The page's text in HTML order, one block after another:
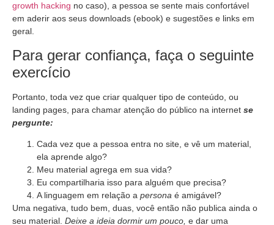
growth hacking no caso), a pessoa se sente mais confortável
em aderir aos seus downloads (ebook) e sugestões e links em
geral.
Para gerar confiança, faça o seguinte
exercício
Portanto, toda vez que criar qualquer tipo de conteúdo, ou
landing pages, para chamar atenção do público na internet se
pergunte:
Cada vez que a pessoa entra no site, e vê um material,
ela aprende algo?
Meu material agrega em sua vida?
Eu compartilharia isso para alguém que precisa?
A linguagem em relação a persona é amigável?
Uma negativa, tudo bem, duas, você então não publica ainda o
seu material. Deixe a ideia dormir um pouco, e dar uma